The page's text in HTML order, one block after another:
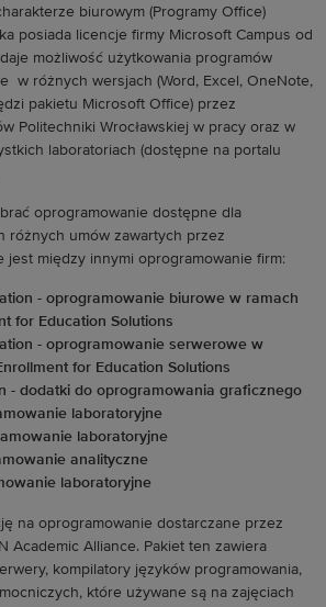
biurowym (Programy Office)
posiada licencje firmy Microsoft Campus od
możliwość użytkowania programów
w różnych wersjach (Word, Excel, OneNote,
pakietu Microsoft Office) przez
Politechniki Wrocławskiej w pracy oraz w
laboratoriach (dostępne na portalu
oprogramowanie dostępne dla
różnych umów zawartych przez
jest między innymi oprogramowanie firm:
- oprogramowanie biurowe w ramach
for Education Solutions
- oprogramowanie serwerowe w
for Education Solutions
- dodatki do oprogramowania graficznego
laboratoryjne
laboratoryjne
analityczne
laboratoryjne
na oprogramowanie dostarczane przez
Academic Alliance. Pakiet ten zawiera
kompilatory języków programowania,
które używane są na zajęciach